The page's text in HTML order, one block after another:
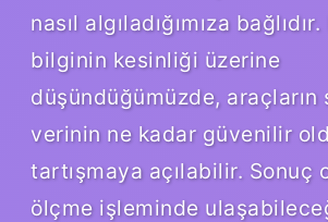
nasıl algıladığımıza
bilginin kesinliği üzerine
düşündüğümüzde, araçların
verinin ne kadar güvenilir
tartışmaya açılabilir. Sonuç
ölçme işleminde